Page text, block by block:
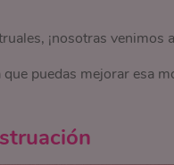
¡nosotras venimos
que puedas mejorar esa